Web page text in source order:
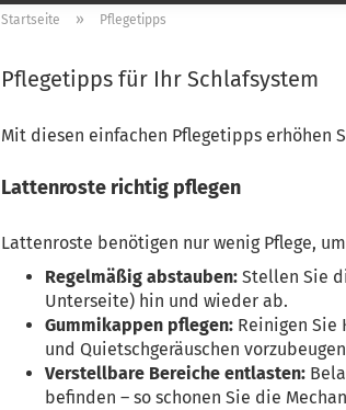
Startseite » Pflegetipps
Pflegetipps für Ihr Schlafsystem
Mit diesen einfachen Pflegetipps erhöhen
Lattenroste richtig pflegen
Lattenroste benötigen nur wenig Pflege,
Regelmäßig abstauben: Stellen Sie
Unterseite) hin und wieder ab.
Gummikappen pflegen: Reinigen Sie
und Quietschgeräuschen
Verstellbare Bereiche entlasten:
befinden – so schonen Sie die